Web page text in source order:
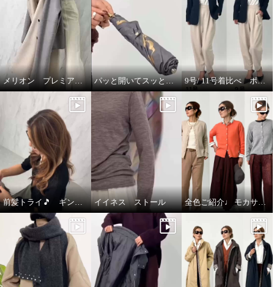
メリオン プレミアムな着心地🎵 パッと開いてスッと閉じる🎵晴雨兼用折りたたみジャンプ傘 9号/ 11号着比べ ポルトゥヴィータ ノーカラージャケット
前髪トライ🎵 ギンカウィンカ ドレスドヘアー イイネス ストール 全色ご紹介♩ モカサン ジュンコシマダ カーディガン